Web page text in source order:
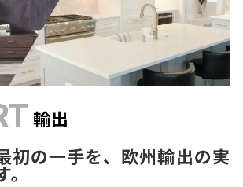
輸出
初の一手を、欧州輸出の実
。